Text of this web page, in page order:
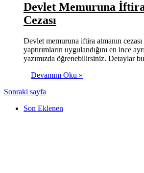
Devlet Memuruna
Cezası
Devlet memuruna iftira atmanın
yaptırımların uygulandığını en ince
yazımızda öğrenebilirsiniz. Detaylar
Devamını Oku »
Sonraki sayfa
Son Eklenen